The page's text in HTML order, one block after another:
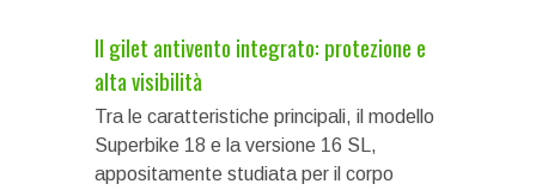
Il gilet antivento integrato: protezione e
alta visibilità
Tra le caratteristiche principali, il modello
Superbike 18 e la versione 16 SL,
appositamente studiata per il corpo